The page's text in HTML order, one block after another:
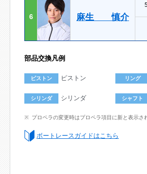
6 麻生 慎介
部品交換凡例
ピストン ピストン リング
シリンダ シリンダ シャフト
プロペラの変更時はプロペラ項目に新と表示さ
ボートレースガイドはこちら